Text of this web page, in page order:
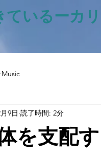
ているー​カ
を支配
9日 読了時間: 2分
価されています。